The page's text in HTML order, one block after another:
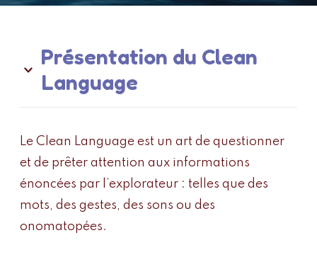
Présentation du Clean
Language
Le Clean Language est un art de questionner
et de prêter attention aux informations
énoncées par l’explorateur : telles que des
mots, des gestes, des sons ou des
onomatopées.